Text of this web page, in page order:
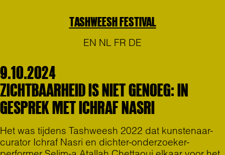
TASHWEESH FESTIVAL
EN NL FR DE
9.10.2024
ZICHTBAARHEID IS NIET GENOEG: IN
GESPREK MET ICHRAF NASRI
Het was tijdens Tashweesh 2022 dat kunstenaar-
curator Ichraf Nasri en dichter-onderzoeker-